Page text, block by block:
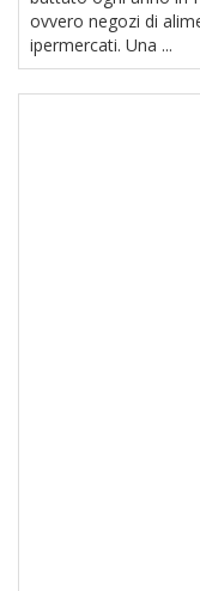
ovvero negozi di
ipermercati. Una ...